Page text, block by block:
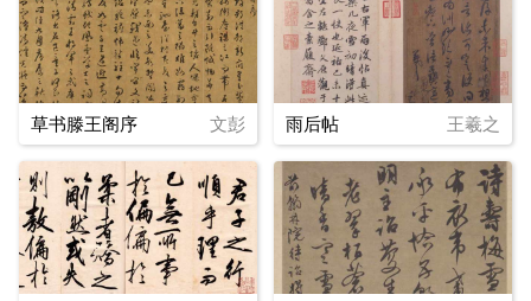
草书滕王阁序 文彭 雨后帖 王羲之